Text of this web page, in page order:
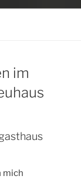
im
mich